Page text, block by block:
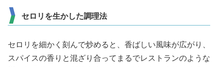
セロリを生かした調理法
セロリを細かく刻んで炒めると、香ばしい風味が広がり、
スパイスの香りと混ざり合ってまるでレストランのような